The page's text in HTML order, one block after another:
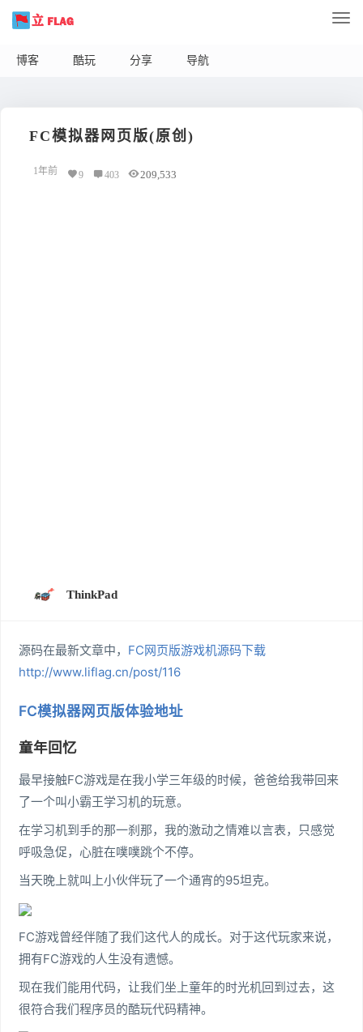
博客 酷玩 分享 导航
FC模拟器网页版(原创)
1年前 9 403 209,533
ThinkPad
源码在最新文章中， FC网页版游戏机源码下载
http://www.liflag.cn/post/116
FC模拟器网页版体验地址
童年回忆
最早接触FC游戏是在我小学三年级的时候，爸爸给我带回来
了一个叫小霸王学习机的玩意。
在学习机到手的那一刹那，我的激动之情难以言表，只感觉
呼吸急促，心脏在噗噗跳个不停。
当天晚上就叫上小伙伴玩了一个通宵的95坦克。
FC游戏曾经伴随了我们这代人的成长。对于这代玩家来说，
拥有FC游戏的人生没有遗憾。
现在我们能用代码，让我们坐上童年的时光机回到过去，这
很符合我们程序员的酷玩代码精神。